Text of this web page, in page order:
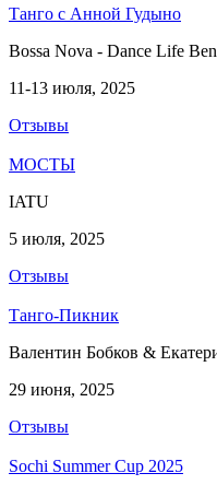
Танго с Анной Гудыно
Bossa Nova - Dance Life
11-13 июля, 2025
Отзывы
МОСТЫ
IATU
5 июля, 2025
Отзывы
Танго-Пикник
Валентин Бобков &
29 июня, 2025
Отзывы
Sochi Summer Cup 2025